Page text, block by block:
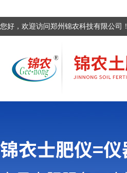
您好，欢迎访问郑州锦农科技有限公司！